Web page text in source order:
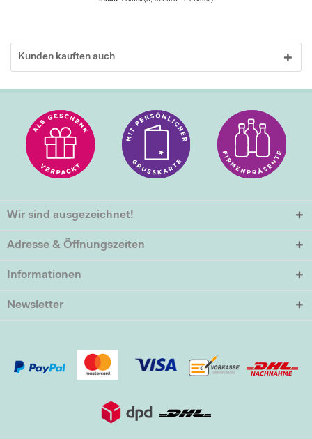
Kunden kauften auch
Wir sind ausgezeichnet!
Adresse & Öffnungszeiten
Informationen
Newsletter